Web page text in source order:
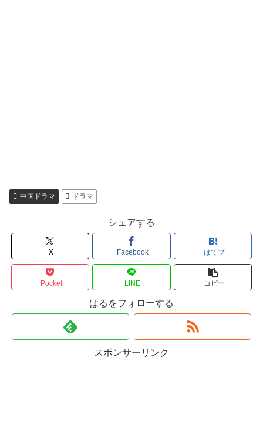
中国ドラマ ドラマ
シェアする
X Facebook はてブ
Pocket LINE コピー
はるをフォローする
スポンサーリンク